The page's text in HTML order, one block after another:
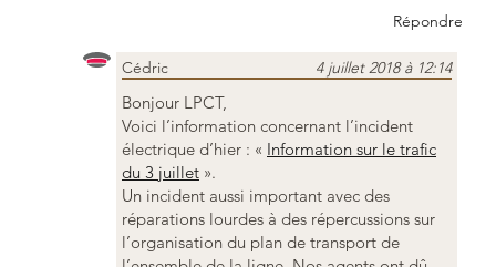
Répondre
Cédric 4 juillet 2018 à 12:14
Bonjour LPCT,
Voici l’information concernant l’incident
électrique d’hier : « Information sur le trafic
du 3 juillet ».
Un incident aussi important avec des
réparations lourdes à des répercussions sur
l’organisation du plan de transport de